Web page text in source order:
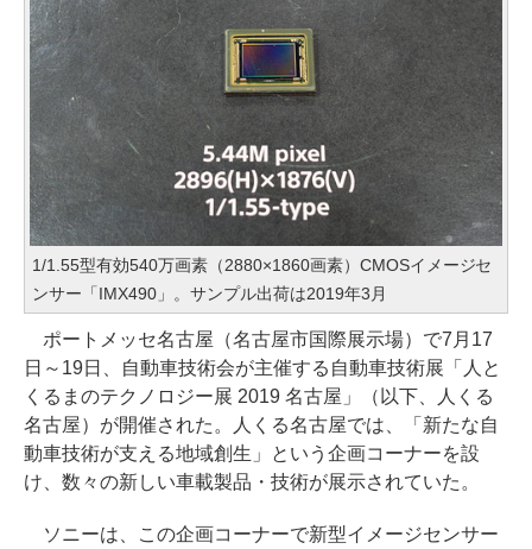
1/1.55型有効540万画素（2880×1860画素）CMOSイメージセ
ンサー「IMX490」。サンプル出荷は2019年3月
ポートメッセ名古屋（名古屋市国際展示場）で7月17
日～19日、自動車技術会が主催する自動車技術展「人と
くるまのテクノロジー展 2019 名古屋」（以下、人くる
名古屋）が開催された。人くる名古屋では、「新たな自
動車技術が支える地域創生」という企画コーナーを設
け、数々の新しい車載製品・技術が展示されていた。
ソニーは、この企画コーナーで新型イメージセンサー